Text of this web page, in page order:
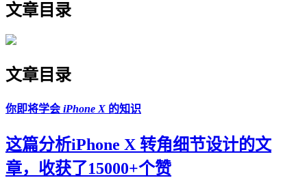
文章目录
文章目录
你即将学会 iPhone X 的知识
这篇分析iPhone X 转角细节设计的文
章，收获了15000+个赞